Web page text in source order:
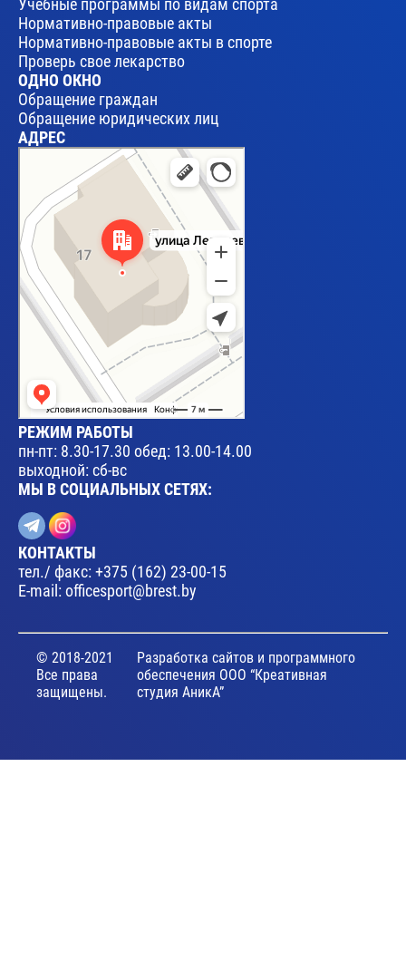
Учебные программы по видам спорта
Нормативно-правовые акты
Нормативно-правовые акты в спорте
Проверь свое лекарство
ОДНО ОКНО
Обращение граждан
Обращение юридических лиц
АДРЕС
Брест
Улица Леваневского, 17 — Яндекс Карты
РЕЖИМ РАБОТЫ
пн-пт: 8.30-17.30 обед: 13.00-14.00
выходной: сб-вс
МЫ В СОЦИАЛЬНЫХ СЕТЯХ:
КОНТАКТЫ
тел./ факс:+375 (162) 23-00-15
E-mail: officesport@brest.by
© 2018-2021
Все права
защищены.
Разработка сайтов и программного
обеспечения ООО “Креативная
студия АникА”